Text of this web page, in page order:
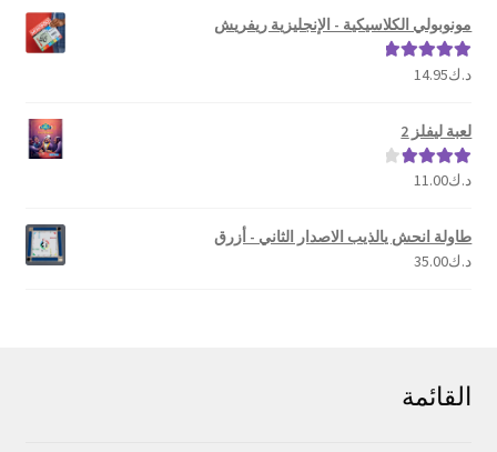
مونوبولي الكلاسيكية - الإنجليزية ريفريش
تم التقييم
د.ك14.95
لعبة ليفلز 2
تم التقييم
د.ك11.00
طاولة انحش يالذيب الاصدار الثاني - أزرق
د.ك35.00
القائمة